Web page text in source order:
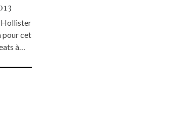
Hollister
pour cet
à…